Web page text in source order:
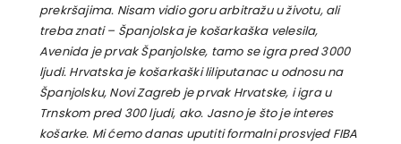
prekršajima. Nisam vidio goru arbitražu u životu, ali
treba znati – Španjolska je košarkaška velesila,
Avenida je prvak Španjolske, tamo se igra pred 3000
ljudi. Hrvatska je košarkaški liliputanac u odnosu na
Španjolsku, Novi Zagreb je prvak Hrvatske, i igra u
Trnskom pred 300 ljudi, ako. Jasno je što je interes
košarke. Mi ćemo danas uputiti formalni prosvjed FIBA